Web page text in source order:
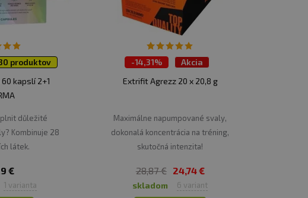
produktov
kapslí 2+1
důležité
Kombinuje 28
látek.
€
1 varianta
-14,31%
Akcia
Extrifit Agrezz 20 x 20,8 g
Maximálne napumpované svaly,
dokonalá koncentrácia na tréning,
skutočná intenzita!
28,87 € 24,74 €
skladom 6 variant